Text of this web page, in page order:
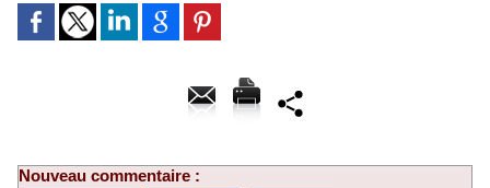
Nouveau commentaire :